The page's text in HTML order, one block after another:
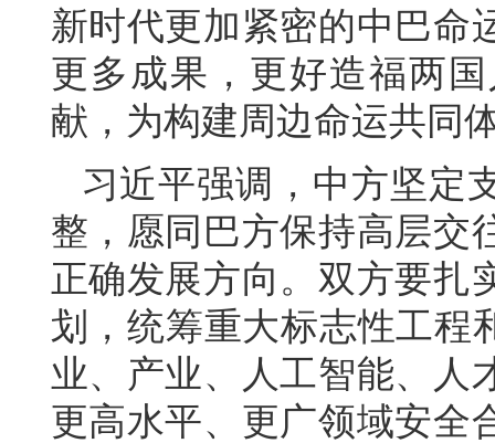
新时代更加紧密的中巴命
更多成果，更好造福两
献，为构建周边命运共同
习近平强调，中方坚定
整，愿同巴方保持高层交
正确发展方向。双方要扎
划，统筹重大标志性工程
业、产业、人工智能、人
更高水平、更广领域安全